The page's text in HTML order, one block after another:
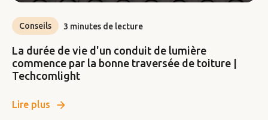
Conseils 3 minutes de lecture
La durée de vie d'un conduit de lumière
commence par la bonne traversée de toiture |
Techcomlight
Lire plus